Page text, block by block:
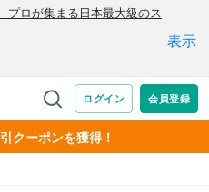
クーポンを獲得！